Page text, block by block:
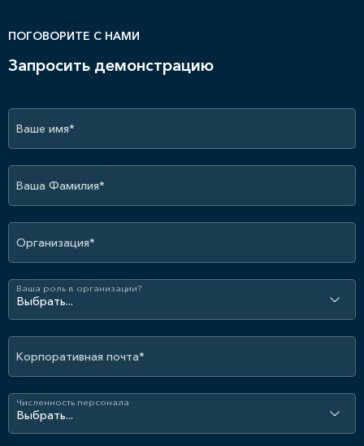
ПОГОВОРИТЕ С НАМИ
Запросить демонстрацию
Ваше имя*
Ваша Фамилия*
Организация*
Ваша роль в организации?
Корпоративная почта*
Численность персонала